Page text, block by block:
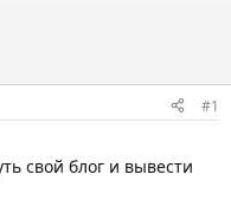
#1
свой блог и вывести